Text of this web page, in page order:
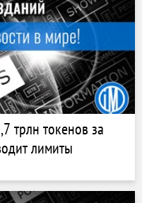
трлн токенов за
лимиты